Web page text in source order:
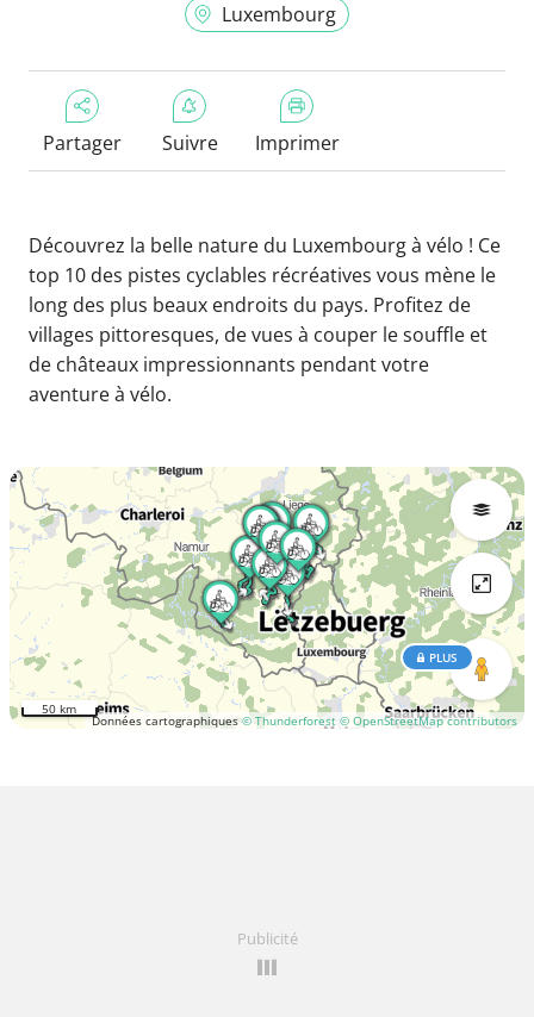
Luxembourg
Partager Suivre Imprimer
Découvrez la belle nature du Luxembourg à vélo ! Ce
top 10 des pistes cyclables récréatives vous mène le
long des plus beaux endroits du pays. Profitez de
villages pittoresques, de vues à couper le souffle et
de châteaux impressionnants pendant votre
aventure à vélo.
Données cartographiques © Thunderforest © OpenStreetMap contributors
PLUS
50 km
Publicité